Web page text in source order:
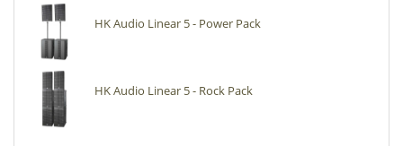
HK Audio Linear 5 - Power Pack
HK Audio Linear 5 - Rock Pack